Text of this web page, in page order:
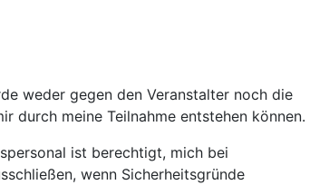
weder gegen den Veranstalter noch die
durch meine Teilnahme entstehen können.
ist berechtigt, mich bei
wenn Sicherheitsgründe